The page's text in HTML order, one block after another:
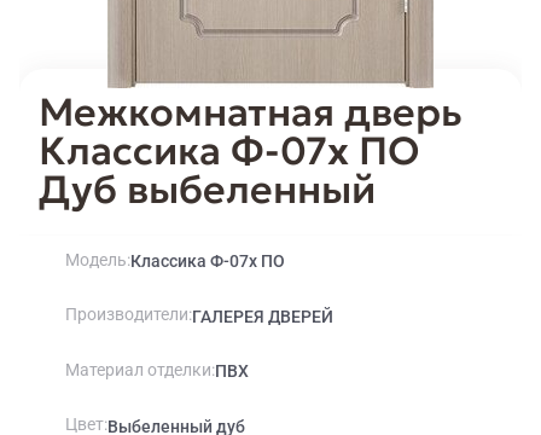
Межкомнатная дверь
Классика Ф-07х ПО
Дуб выбеленный
Модель Классика Ф-07х ПО
Производители ГАЛЕРЕЯ ДВЕРЕЙ
Материал отделки ПВХ
Цвет Выбеленный дуб